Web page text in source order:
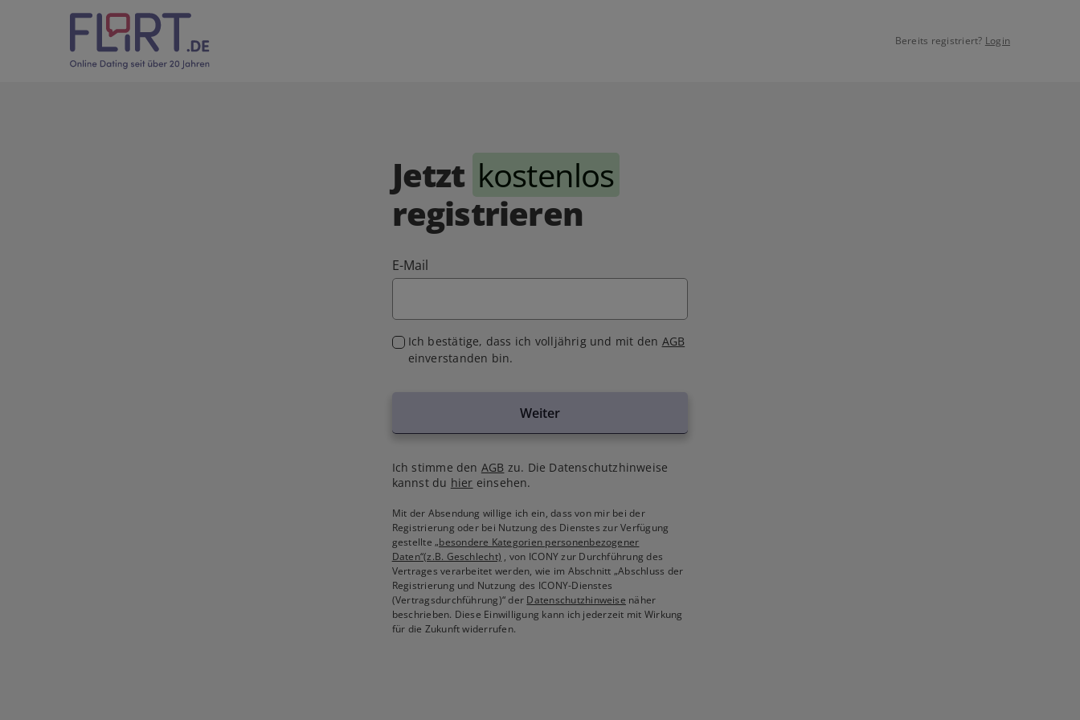
Bereits registriert? Login
Jetzt kostenlos
registrieren
E-Mail
Ich bestätige, dass ich volljährig und mit den AGB
einverstanden bin.
Weiter
Ich stimme den AGB zu. Die Datenschutzhinweise
kannst du hier einsehen.
Mit der Absendung willige ich ein, dass von mir bei der
Registrierung oder bei Nutzung des Dienstes zur Verfügung
gestellte„besondere Kategorien personenbezogener
Daten“(z.B. Geschlecht) , von ICONY zur Durchführung des
Vertrages verarbeitet werden, wie im Abschnitt „Abschluss der
Registrierung und Nutzung des ICONY-Dienstes
(Vertragsdurchführung)“ der Datenschutzhinweise näher
beschrieben. Diese Einwilligung kann ich jederzeit mit Wirkung
für die Zukunft widerrufen.